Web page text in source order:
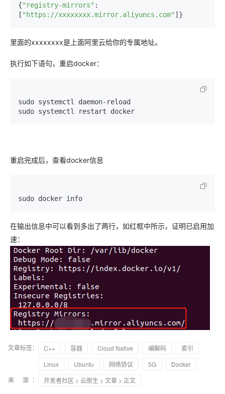
{"registry-mirrors" :
[ "https://xxxxxxxx.mirror.aliyuncs.com" ]}
里面的xxxxxxxx是上面阿里云给你的专属地址。
执行如下语句，重启docker：
sudo systemctl daemon-reload
sudo systemctl restart docker
重启完成后，查看docker信息
sudo docker info
在输出信息中可以看到多出了两行，如红框中所示，证明已启用加
速：
文章标签： C++ 容器 Cloud Native 编解码
索引
Linux
Ubuntu 网络协议 5G
Docker
来 源：
开发者社区 > 云原生 > 文章 > 正文